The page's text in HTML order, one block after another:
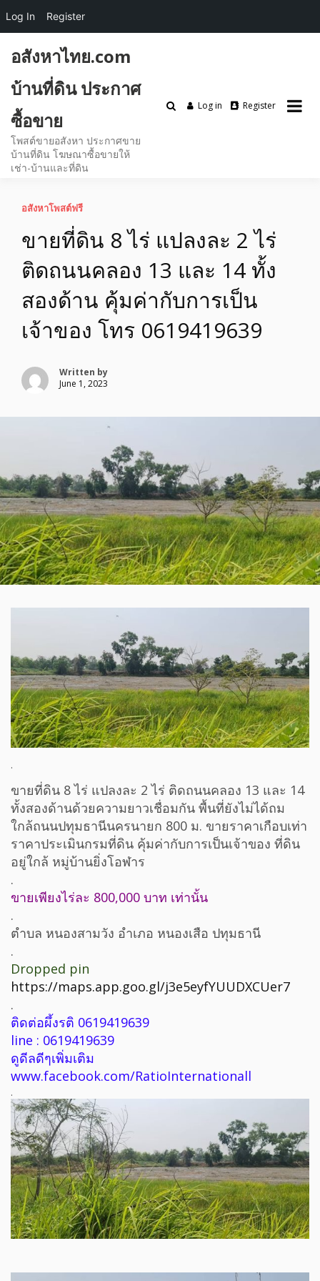
content
อสังหาไทย.com
บ้านที่ดิน ประกาศ
ซื้อขาย
โพสต์ขายอสังหา ประกาศขาย
บ้านที่ดิน โฆษณาซื้อขายให้
เช่า-บ้านและที่ดิน
Log in Register
อสังหาโพสต์ฟรี
ขายที่ดิน 8 ไร่ แปลงละ 2 ไร่
ติดถนนคลอง 13 และ 14 ทั้ง
สองด้าน คุ้มค่ากับการเป็น
เจ้าของ โทร 0619419639
Written by
June 1, 2023
.
ขายที่ดิน 8 ไร่ แปลงละ 2 ไร่ ติดถนนคลอง 13 และ 14
ทั้งสองด้านด้วยความยาวเชื่อมกัน พื้นที่ยังไม่ได้ถม
ใกล้ถนนปทุมธานีนครนายก 800 ม. ขายราคาเกือบเท่า
ราคาประเมินกรมที่ดิน คุ้มค่ากับการเป็นเจ้าของ ที่ดิน
อยู่ใกล้ หมู่บ้านยิ่งโอฬาร
.
ขายเพียงไร่ละ 800,000 บาท เท่านั้น
.
ตำบล หนองสามวัง อำเภอ หนองเสือ ปทุมธานี
.
Dropped pin
https://maps.app.goo.gl/j3e5eyfYUUDXCUer7
.
ติดต่อผึ้งรติ 0619419639
line : 0619419639
ดูดีลดีๆเพิ่มเติม
www.facebook.com/RatioInternationall
.
Log In Register